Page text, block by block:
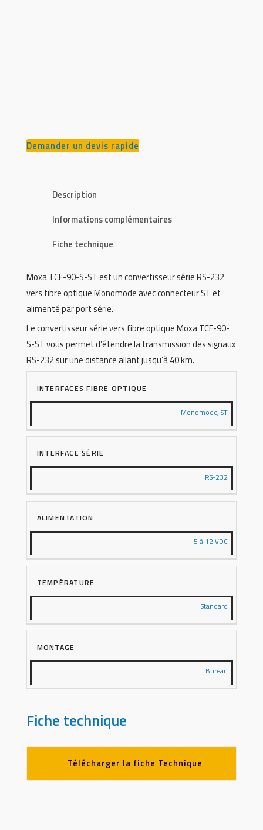
Demander un devis rapide
Description
Informations complémentaires
Fiche technique
Moxa TCF-90-S-ST est un convertisseur série RS-232
vers fibre optique Monomode avec connecteur ST et
alimenté par port série.
Le convertisseur série vers fibre optique Moxa TCF-90-
S-ST vous permet d’étendre la transmission des signaux
RS-232 sur une distance allant jusqu’à 40 km.
INTERFACES FIBRE OPTIQUE
Monomode, ST
INTERFACE SÉRIE
RS-232
ALIMENTATION
5 à 12 VDC
TEMPÉRATURE
Standard
MONTAGE
Bureau
Fiche technique
Télécharger la fiche Technique